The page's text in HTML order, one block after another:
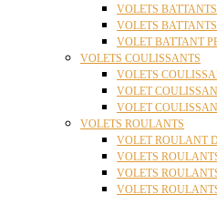
VOLETS
VOLETS
VOLET BATTANT
VOLETS COULISSANTS
VOLETS
VOLET
VOLET
VOLETS ROULANTS
VOLET ROULANT
VOLETS
VOLETS
VOLETS